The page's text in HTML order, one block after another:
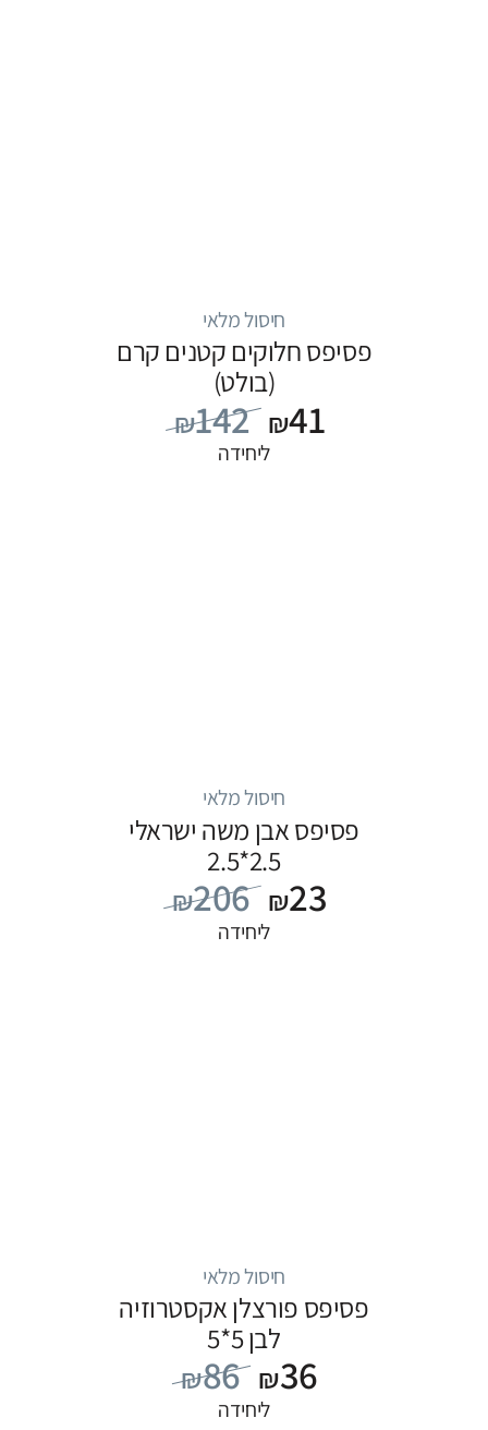
חיסול מלאי
פסיפס חלוקים קטנים קרם
(בולט)
₪142 ₪41
ליחידה
חיסול מלאי
פסיפס אבן משה ישראלי
2.5*2.5
₪206 ₪23
ליחידה
חיסול מלאי
פסיפס פורצלן אקסטרוזיה
לבן 5*5
₪86 ₪36
ליחידה